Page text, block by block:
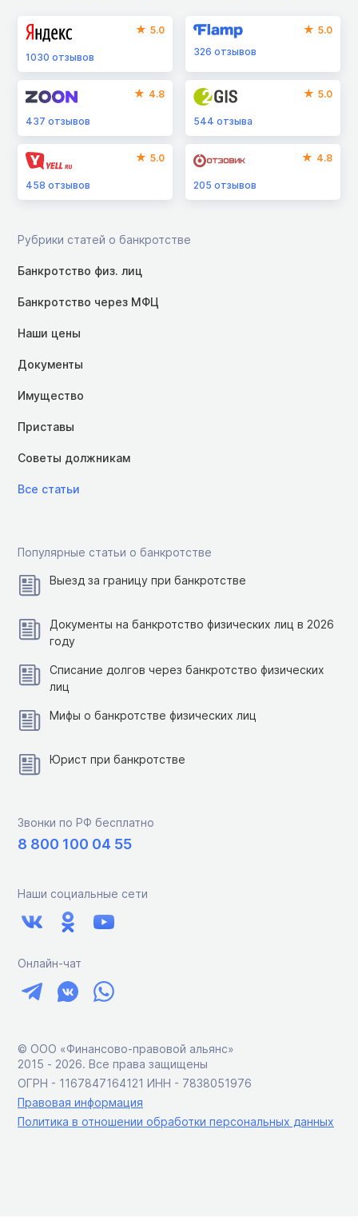
5.0
1030 отзывов
5.0
326отзывов
4.8
437 отзывов
5.0
544отзыва
5.0
458 отзывов
4.8
205отзывов
Рубрики статей о банкротстве
Банкротство физ. лиц
Банкротство через МФЦ
Наши цены
Документы
Имущество
Приставы
Советы должникам
Все статьи
Популярные статьи о банкротстве
Выезд за границу при банкротстве
Документы на банкротство физических лиц в 2026
году
Списание долгов через банкротство физических
лиц
Мифы о банкротстве физических лиц
Юрист при банкротстве
Звонки по РФ бесплатно
8 800 100 04 55
Наши социальные сети
Онлайн-чат
© ООО «Финансово-правовой альянс»
2015 ‑ 2026. Все права защищены
ОГРН - 1167847164121 ИНН - 7838051976
Правовая информация
Политика в отношении обработки персональных данных